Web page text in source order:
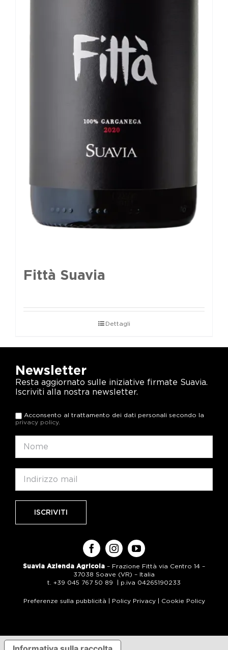
Fittà Suavia
Dettagli
Newsletter
Resta aggiornato sulle iniziative firmate Suavia.
Iscriviti alla nostra newsletter.
Acconsento al trattamento dei dati personali secondo la
privacy policy.
Suavia Azienda Agricola – Frazione Fittà via Centro 14 –
37038 Soave (VR) – Italia
t. +39 045 767 50 89 | p.iva 04265190233
Preferenze sulla pubblicità | Policy Privacy| Cookie Policy